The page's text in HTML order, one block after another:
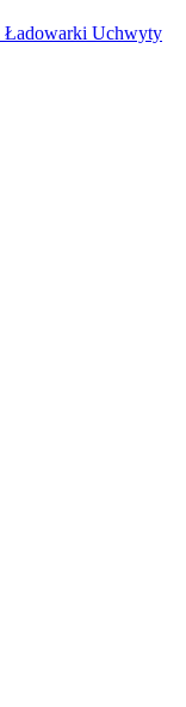
Ładowarki Uchwyty